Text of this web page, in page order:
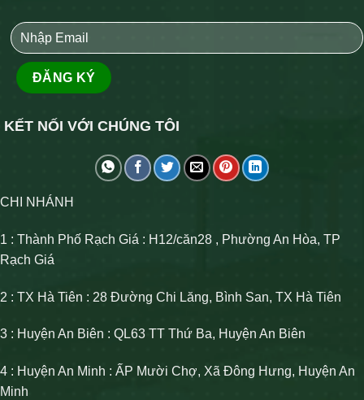
KẾT NỐI VỚI CHÚNG TÔI
CHI NHÁNH
1 : Thành Phố Rạch Giá : H12/căn28 , Phường An Hòa, TP
Rạch Giá
2 : TX Hà Tiên : 28 Đường Chi Lăng, Bình San, TX Hà Tiên
3 : Huyện An Biên : QL63 TT Thứ Ba, Huyện An Biên
4 : Huyện An Minh : ẤP Mười Chợ, Xã Đông Hưng, Huyện An
Minh